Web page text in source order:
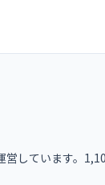
しています。